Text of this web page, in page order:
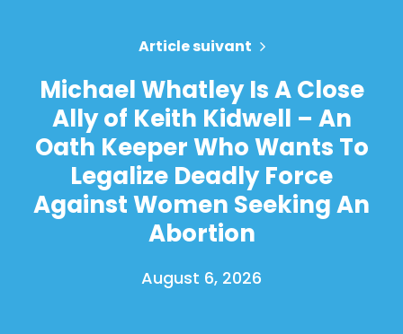
Article suivant
Michael Whatley Is A Close
Ally of Keith Kidwell – An
Oath Keeper Who Wants To
Legalize Deadly Force
Against Women Seeking An
Abortion
August 6, 2026